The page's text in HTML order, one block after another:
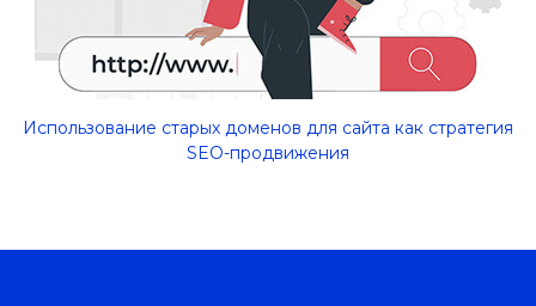
Использование старых доменов для сайта как стратегия
SEO-продвижения